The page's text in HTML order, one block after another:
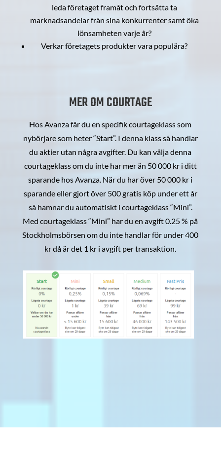
leda företaget framåt och fortsätta ta
marknadsandelar från sina konkurrenter samt öka
lönsamheten varje år?
Verkar företagets produkter vara populära?
MER OM COURTAGE
Hos Avanza får du en specifik courtageklass som
nybörjare som heter “Start”. I denna klass så handlar
du aktier utan några avgifter. Du kan välja denna
courtageklass om du inte har mer än 50 000 kr i ditt
sparande hos Avanza. När du har över 50 000 kr i
sparande eller gjort över 500 gratis köp under ett år
så hamnar du automatiskt i courtageklass “Mini”.
Med courtageklass “Mini” har du en avgift 0.25 % på
Stockholmsbörsen om du inte handlar för under 400
kr då är det 1 kr i avgift per transaktion.